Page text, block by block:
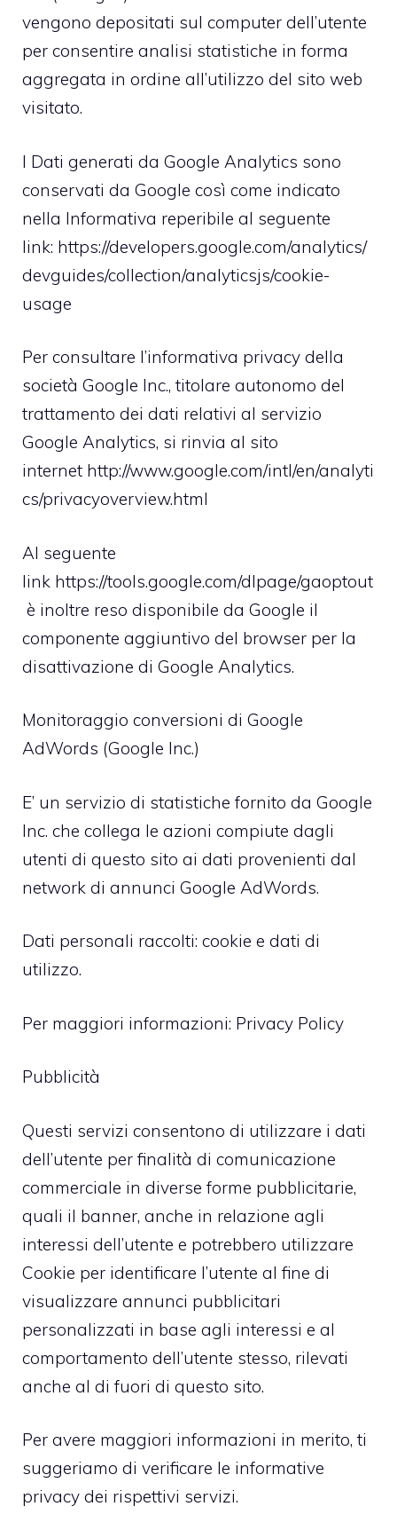
vengono depositati sul computer dell’utente
per consentire analisi statistiche in forma
aggregata in ordine all’utilizzo del sito web
visitato.
I Dati generati da Google Analytics sono
conservati da Google così come indicato
nella Informativa reperibile al seguente
link: https://developers.google.com/analytics/
devguides/collection/analyticsjs/cookie-
usage
Per consultare l’informativa privacy della
società Google Inc., titolare autonomo del
trattamento dei dati relativi al servizio
Google Analytics, si rinvia al sito
internet http://www.google.com/intl/en/analyti
cs/privacyoverview.html
Al seguente
link https://tools.google.com/dlpage/gaoptout
è inoltre reso disponibile da Google il
componente aggiuntivo del browser per la
disattivazione di Google Analytics.
Monitoraggio conversioni di Google
AdWords (Google Inc.)
E’ un servizio di statistiche fornito da Google
Inc. che collega le azioni compiute dagli
utenti di questo sito ai dati provenienti dal
network di annunci Google AdWords.
Dati personali raccolti: cookie e dati di
utilizzo.
Per maggiori informazioni: Privacy Policy
Pubblicità
Questi servizi consentono di utilizzare i dati
dell’utente per finalità di comunicazione
commerciale in diverse forme pubblicitarie,
quali il banner, anche in relazione agli
interessi dell’utente e potrebbero utilizzare
Cookie per identificare l’utente al fine di
visualizzare annunci pubblicitari
personalizzati in base agli interessi e al
comportamento dell’utente stesso, rilevati
anche al di fuori di questo sito.
Per avere maggiori informazioni in merito, ti
suggeriamo di verificare le informative
privacy dei rispettivi servizi.